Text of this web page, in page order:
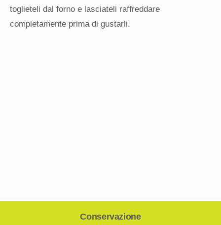
toglieteli dal forno e lasciateli raffreddare
completamente prima di gustarli.
Conservazione